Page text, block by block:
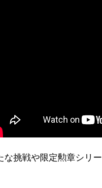
な挑戦や限定勲章シリ